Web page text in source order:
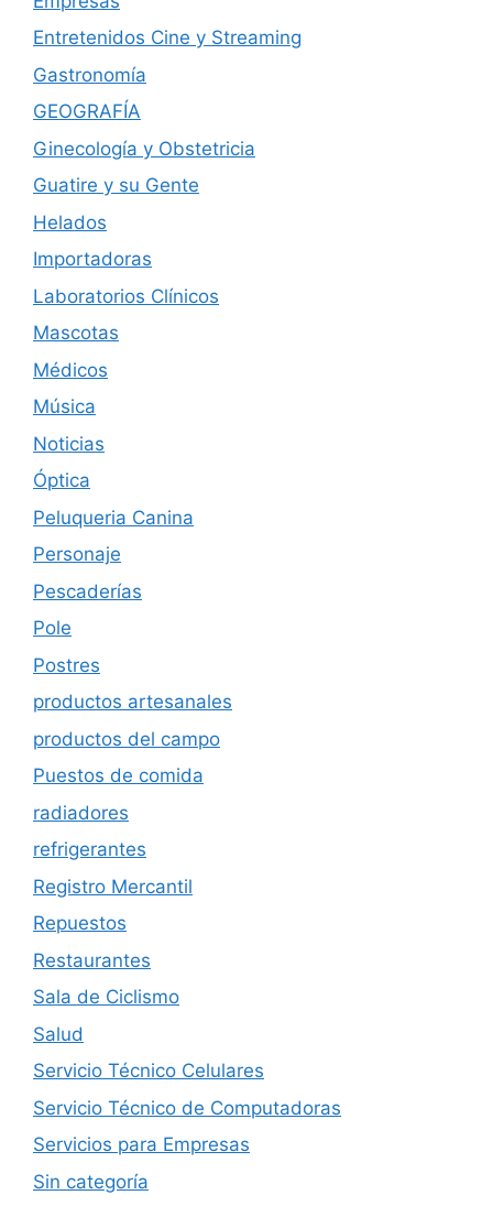
Entretenidos Cine y Streaming
Gastronomía
GEOGRAFÍA
Ginecología y Obstetricia
Guatire y su Gente
Helados
Importadoras
Laboratorios Clínicos
Mascotas
Médicos
Música
Noticias
Óptica
Peluqueria Canina
Personaje
Pescaderías
Pole
Postres
productos artesanales
productos del campo
Puestos de comida
radiadores
refrigerantes
Registro Mercantil
Repuestos
Restaurantes
Sala de Ciclismo
Salud
Servicio Técnico Celulares
Servicio Técnico de Computadoras
Servicios para Empresas
Sin categoría